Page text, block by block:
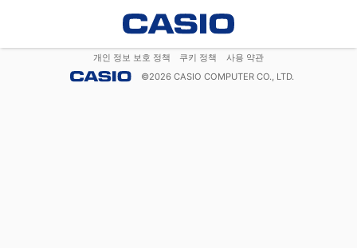
개인 정보 보호 정책 쿠키 정책
사용 약관
©2026 CASIO COMPUTER CO., LTD.